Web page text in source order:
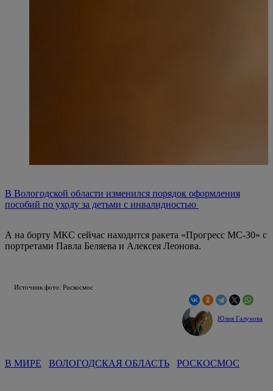
В Вологодской области изменился порядок оформления
пособий по уходу за детьми с инвалидностью
А на борту МКС сейчас находится ракета «Прогресс МС-30» с
портретами Павла Беляева и Алексея Леонова.
Источник фото: Роскосмос
Юлия Галунова
В МИРЕ ВОЛОГОДСКАЯ ОБЛАСТЬ РОСКОСМОС